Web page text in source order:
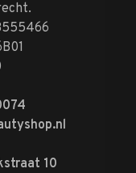
10